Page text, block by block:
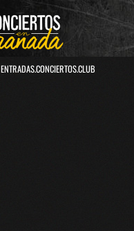
ENTRADAS.CONCIERTOS.CLUB